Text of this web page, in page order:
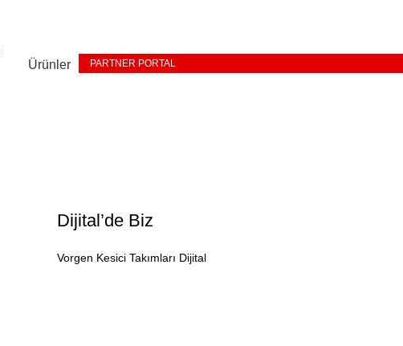
Ürünler PARTNER PORTAL
Dijital’de Biz
Vorgen Kesici Takımları Dijital